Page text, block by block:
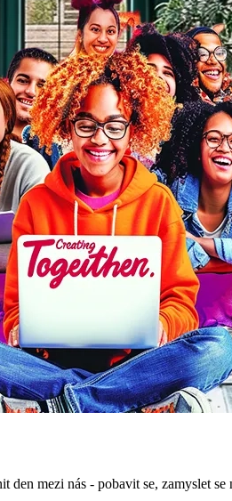
mezi nás - pobavit se, zamyslet